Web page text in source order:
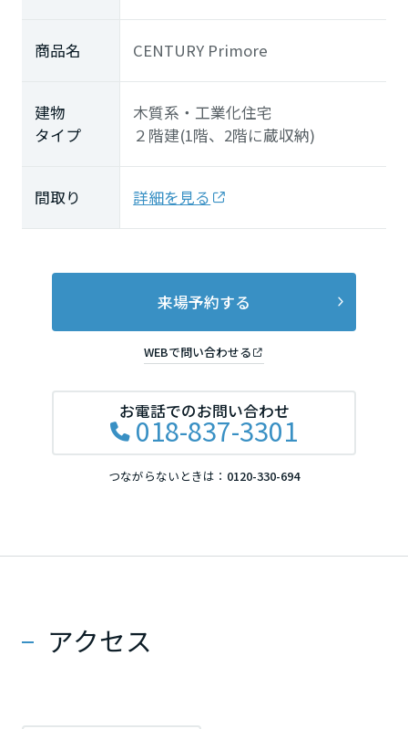
商品名 CENTURY Primore
建物
タイプ
木質系・工業化住宅
２階建(1階、2階に蔵収納)
間取り 詳細を見る
来場予約する
WEBで問い合わせる
お電話でのお問い合わせ
018-837-3301
つながらないときは： 0120-330-694
アクセス